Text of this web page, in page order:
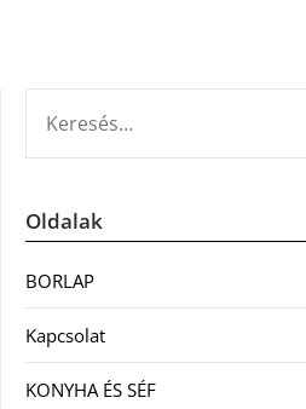
Oldalak
BORLAP
Kapcsolat
KONYHA ÉS SÉF